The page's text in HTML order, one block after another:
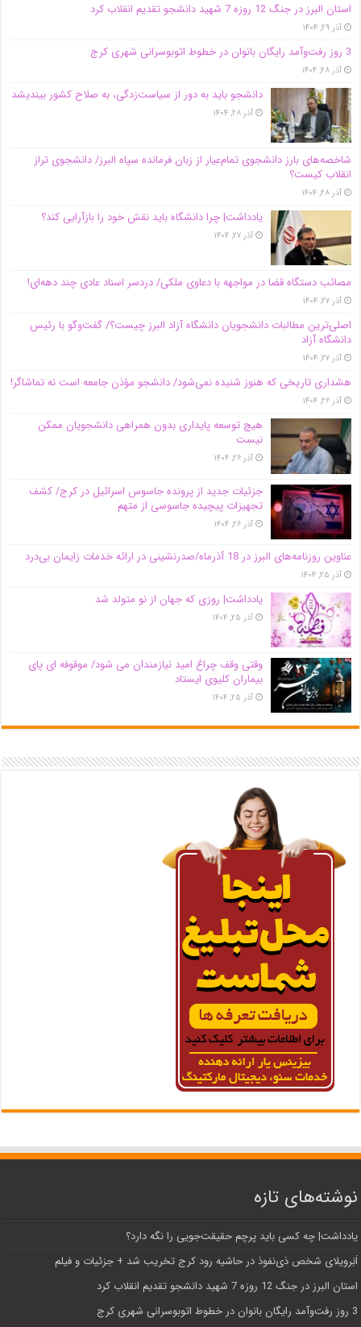
استان البرز در جنگ 12 روزه 7 شهید دانشجو تقدیم انقلاب کرد
آذر ۲۹, ۱۴۰۴
3 روز رفت‌وآمد رایگان بانوان در خطوط اتوبوسرانی شهری کرج
آذر ۲۸, ۱۴۰۴
دانشجو باید به دور از سیاست‌زدگی، به صلاح کشور بیندیشد
آذر ۲۸, ۱۴۰۴
شاخصه‌های بارز دانشجوی تمام‌عیار از زبان فرمانده سپاه البرز/ دانشجوی تراز
انقلاب کیست؟
آذر ۲۸, ۱۴۰۴
یادداشت| چرا دانشگاه باید نقش خود را بازآرایی کند؟
آذر ۲۷, ۱۴۰۴
مصائب دستگاه قضا در مواجهه با دعاوی ملکی/ دردسر اسناد عادی چند‌ دهه‌ای!
آذر ۲۷, ۱۴۰۴
اصلی‌ترین مطالبات دانشجویان دانشگاه آزاد البرز چیست؟/ گفت‌وگو با رئیس
دانشگاه آز‌اد
آذر ۲۷, ۱۴۰۴
هشداری تاریخی که هنوز شنیده نمی‌شود/ دانشجو مؤذن جامعه است نه تماشاگر!
آذر ۲۶, ۱۴۰۴
هیچ توسعه پایداری بدون همراهی دانشجویان ممکن
نیست
آذر ۲۶, ۱۴۰۴
جزئیات جدید از پرونده جاسوس اسرائیل در کرج/‌ کشف
تجهیزات پیچیده جاسوسی از متهم
آذر ۲۶, ۱۴۰۴
عناوین روزنامه‌های البرز در ‌18 آذرماه/صدرنشینی در ارائه خدمات زایمان بی‌درد
آذر ۲۵, ۱۴۰۴
یادداشت| روزی که جهان از نو متولد شد
آذر ۲۵, ۱۴۰۴
وقتی وقف چراغ امید نیازمندان می شود/ موقوفه ای پای
بیماران کلیوی ایستاد
آذر ۲۵, ۱۴۰۴
نوشته‌های تازه
یادداشت| ‌چه کسی باید پرچم حقیقت‌جویی را نگه دارد؟
اَبَر‌ویلای شخص ذی‌نفوذ در حاشیه‌ رود کرج تخریب شد + جزئیات و فیلم
استان البرز در جنگ 12 روزه 7 شهید دانشجو تقدیم انقلاب کرد
3 روز رفت‌وآمد رایگان بانوان در خطوط اتوبوسرانی شهری کرج